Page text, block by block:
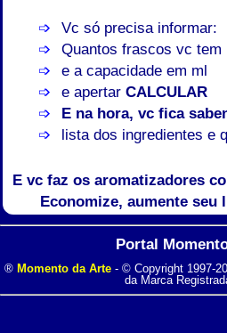
Vc só precisa informar:
Quantos frascos vc tem
e a capacidade em ml
e apertarCALCULAR
E na hora, vc fica
lista dos ingredientes e
E vc faz os aromatizadores
Economize, aumente seu
Portal
® Momento da Arte- © Copyright 1997-
da Marca